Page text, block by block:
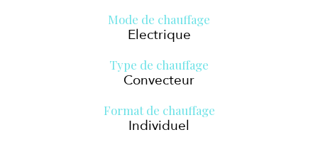
Mode de chauffage
Electrique
Type de chauffage
Convecteur
Format de chauffage
Individuel